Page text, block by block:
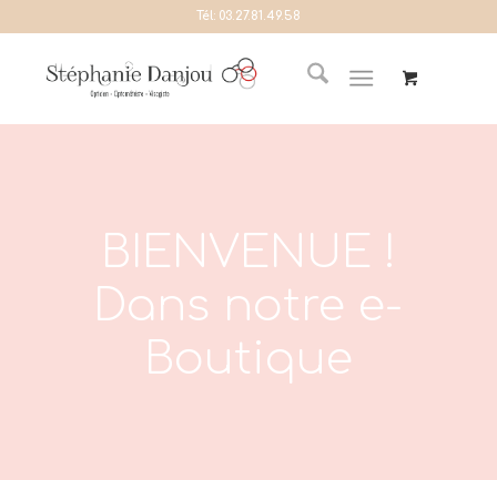
Tél: 03.27.81.49.58
BIENVENUE !
Dans notre e-
Boutique